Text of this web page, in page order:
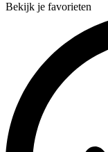
Bekijk je favorieten